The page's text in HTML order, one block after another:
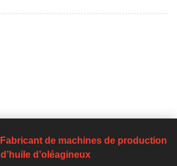
Fabricant de machines de production
d’huile d’oléagineux